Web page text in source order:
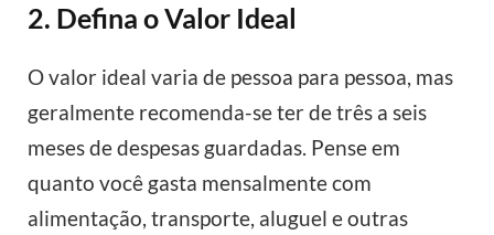
2. Defina o Valor Ideal
O valor ideal varia de pessoa para pessoa, mas
geralmente recomenda-se ter de três a seis
meses de despesas guardadas. Pense em
quanto você gasta mensalmente com
alimentação, transporte, aluguel e outras